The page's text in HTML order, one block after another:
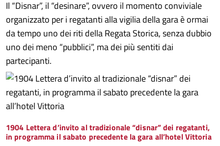
Il “Disnar”, il “desinare”, ovvero il momento conviviale
organizzato per i regatanti alla vigilia della gara è ormai
da tempo uno dei riti della Regata Storica, senza dubbio
uno dei meno “pubblici”, ma dei più sentiti dai
partecipanti.
1904 Lettera d’invito al tradizionale “disnar” dei regatanti,
in programma il sabato precedente la gara all’hotel Vittoria